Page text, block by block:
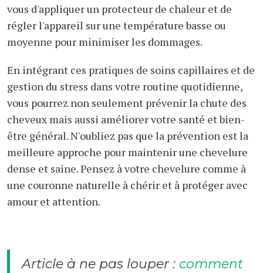
vous d'appliquer un protecteur de chaleur et de
régler l'appareil sur une température basse ou
moyenne pour minimiser les dommages.
En intégrant ces pratiques de soins capillaires et de
gestion du stress dans votre routine quotidienne,
vous pourrez non seulement prévenir la chute des
cheveux mais aussi améliorer votre santé et bien-
être général. N'oubliez pas que la prévention est la
meilleure approche pour maintenir une chevelure
dense et saine. Pensez à votre chevelure comme à
une couronne naturelle à chérir et à protéger avec
amour et attention.
Article à ne pas louper : comment